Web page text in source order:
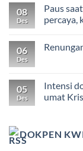
08
Des
Paus
percaya,
06
Des
05
Des
Intensi
umat
DOKPEN